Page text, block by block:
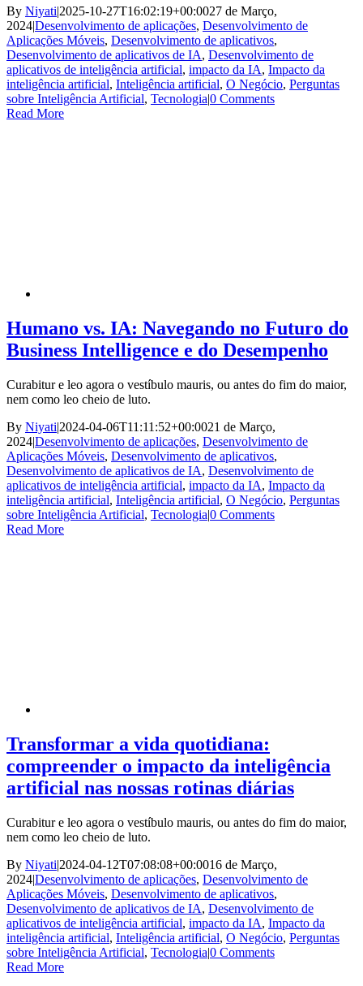
By Niyati|2025-10-27T16:02:19+00:0027 de Março,
2024|Desenvolvimento de aplicações, Desenvolvimento de
Aplicações Móveis, Desenvolvimento de aplicativos,
Desenvolvimento de aplicativos de IA, Desenvolvimento de
aplicativos de inteligência artificial, impacto da IA, Impacto da
inteligência artificial, Inteligência artificial, O Negócio, Perguntas
sobre Inteligência Artificial, Tecnologia|0 Comments
Read More
Humano vs. IA: Navegando no Futuro do
Business Intelligence e do Desempenho
Curabitur e leo agora o vestíbulo mauris, ou antes do fim do maior,
nem como leo cheio de luto.
By Niyati|2024-04-06T11:11:52+00:0021 de Março,
2024|Desenvolvimento de aplicações, Desenvolvimento de
Aplicações Móveis, Desenvolvimento de aplicativos,
Desenvolvimento de aplicativos de IA, Desenvolvimento de
aplicativos de inteligência artificial, impacto da IA, Impacto da
inteligência artificial, Inteligência artificial, O Negócio, Perguntas
sobre Inteligência Artificial, Tecnologia|0 Comments
Read More
Transformar a vida quotidiana:
compreender o impacto da inteligência
artificial nas nossas rotinas diárias
Curabitur e leo agora o vestíbulo mauris, ou antes do fim do maior,
nem como leo cheio de luto.
By Niyati|2024-04-12T07:08:08+00:0016 de Março,
2024|Desenvolvimento de aplicações, Desenvolvimento de
Aplicações Móveis, Desenvolvimento de aplicativos,
Desenvolvimento de aplicativos de IA, Desenvolvimento de
aplicativos de inteligência artificial, impacto da IA, Impacto da
inteligência artificial, Inteligência artificial, O Negócio, Perguntas
sobre Inteligência Artificial, Tecnologia|0 Comments
Read More